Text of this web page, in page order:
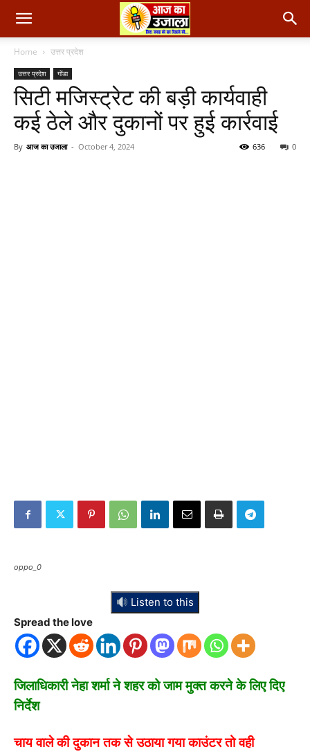
Home उत्तर प्रदेश
उत्तर प्रदेश गोंडा
सिटी मजिस्ट्रेट की बड़ी कार्यवाही
कई ठेले और दुकानों पर हुई कार्रवाई
By आज का उजाला - October 4, 2024 0
636
oppo_0
Listen to this
Spread the love
जिलाधिकारी नेहा शर्मा ने शहर को जाम मुक्त करने के लिए दिए
निर्देश
चाय वाले की दुकान तक से उठाया गया काउंटर तो वही